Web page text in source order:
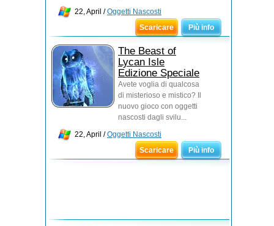
22, April /Oggetti Nascosti
Scaricare
Più info
The Beast of
Lycan Isle
Edizione Speciale
Avete voglia di qualcosa
di misterioso e mistico? Il
nuovo gioco con oggetti
nascosti dagli svilu...
22, April /Oggetti Nascosti
Scaricare
Più info